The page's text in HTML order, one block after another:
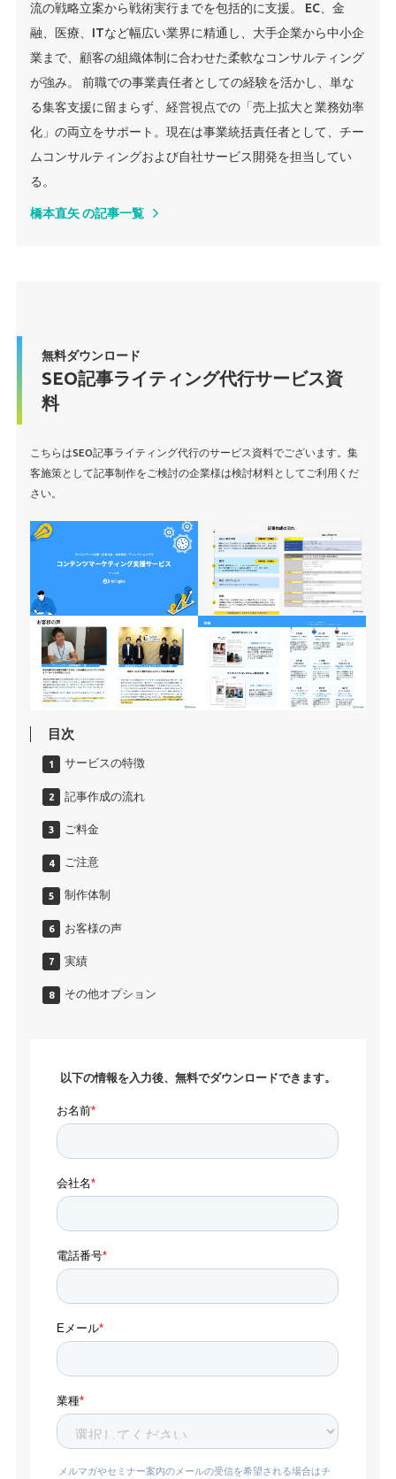
流の戦略立案から戦術実行までを包括的に支援。 EC、金
融、医療、ITなど幅広い業界に精通し、大手企業から中小企
業まで、顧客の組織体制に合わせた柔軟なコンサルティング
が強み。 前職での事業責任者としての経験を活かし、単な
る集客支援に留まらず、経営視点での「売上拡大と業務効率
化」の両立をサポート。現在は事業統括責任者として、チー
ムコンサルティングおよび自社サービス開発を担当してい
る。
橋本直矢 の記事一覧
無料ダウンロード
SEO記事ライティング代行サービス資
料
こちらはSEO記事ライティング代行のサービス資料でございます。集
客施策として記事制作をご検討の企業様は検討材料としてご利用くだ
さい。
目次
サービスの特徴
記事作成の流れ
ご料金
ご注意
制作体制
お客様の声
実績
その他オプション
以下の情報を入力後、無料でダウンロードできます。